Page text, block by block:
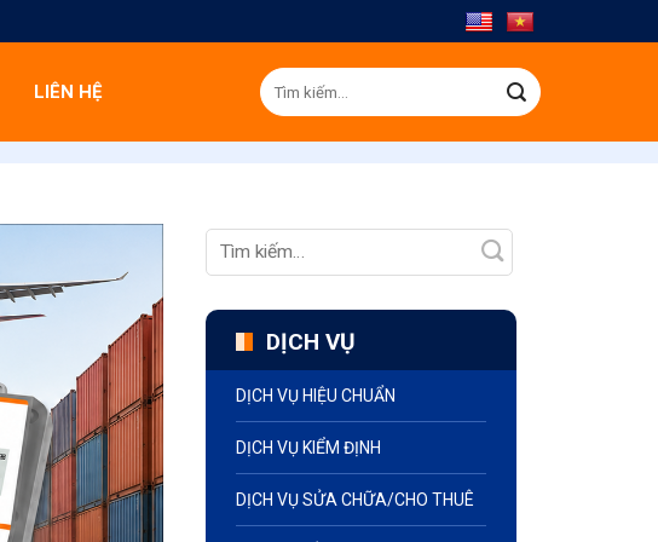
LIÊN HỆ
Tìm
kiếm:
DỊCH VỤ
DỊCH VỤ HIỆU CHUẨN
DỊCH VỤ KIỂM ĐỊNH
DỊCH VỤ SỬA CHỮA/CHO THUÊ